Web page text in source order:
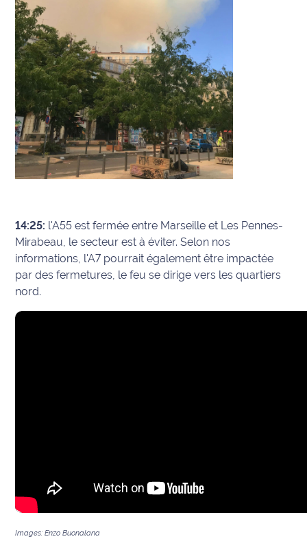
14:25: l'A55 est fermée entre Marseille et Les Pennes-
Mirabeau, le secteur est à éviter. Selon nos
informations, l'A7 pourrait également être impactée
par des fermetures, le feu se dirige vers les quartiers
nord.
Images: Enzo Buonalana